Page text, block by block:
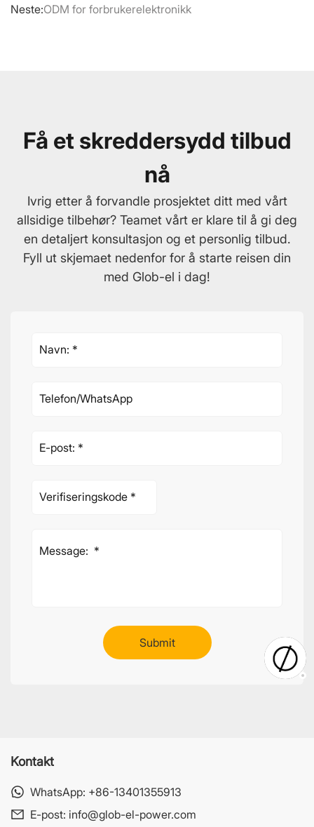
Neste:ODM for forbrukerelektronikk
Få et skreddersydd tilbud
nå
Ivrig etter å forvandle prosjektet ditt med vårt
allsidige tilbehør? Teamet vårt er klare til å gi deg
en detaljert konsultasjon og et personlig tilbud.
Fyll ut skjemaet nedenfor for å starte reisen din
med Glob-el i dag!
Kontakt
WhatsApp: +86-13401355913
E-post: info@glob-el-power.com